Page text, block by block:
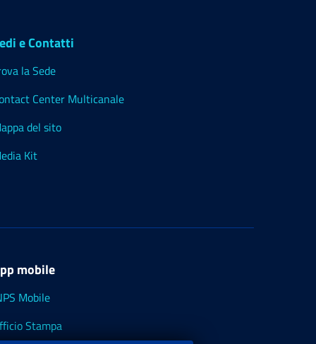
e Contatti
la Sede
Center Multicanale
del sito
Kit
mobile
Mobile
Stampa